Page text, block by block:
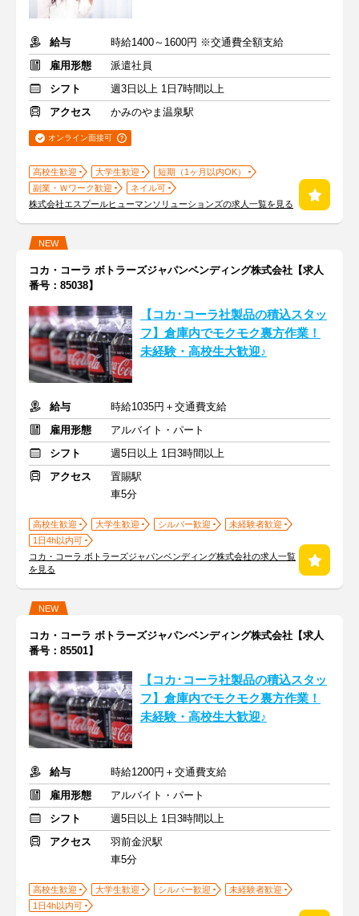
給与
時給1400～1600円 ※交通費全額支給
雇用形態
派遣社員
シフト
週3日以上 1日7時間以上
アクセス
かみのやま温泉駅
オンライン面接可
高校生歓迎 大学生歓迎
短期（1ヶ月以内OK）
副業・Ｗワーク歓迎
ネイル可
株式会社エスプールヒューマンソリューションズの求人一覧を見る
NEW
コカ・コーラ ボトラーズジャパンベンディング株式会社【求人
番号：85038】
【コカ･コーラ社製品の積込スタッ
フ】倉庫内でモクモク裏方作業！
未経験・高校生大歓迎♪
給与
時給1035円＋交通費支給
雇用形態
アルバイト・パート
シフト
週5日以上 1日3時間以上
アクセス
置賜駅
車5分
高校生歓迎 大学生歓迎 シルバー歓迎
未経験者歓迎
1日4h以内可
コカ・コーラ ボトラーズジャパンベンディング株式会社の求人一覧
を見る
NEW
コカ・コーラ ボトラーズジャパンベンディング株式会社【求人
番号：85501】
【コカ･コーラ社製品の積込スタッ
フ】倉庫内でモクモク裏方作業！
未経験・高校生大歓迎♪
給与
時給1200円＋交通費支給
雇用形態
アルバイト・パート
シフト
週5日以上 1日3時間以上
アクセス
羽前金沢駅
車5分
高校生歓迎 大学生歓迎 シルバー歓迎
未経験者歓迎
1日4h以内可